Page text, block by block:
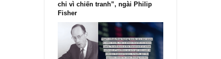
“Đừng sợ mua cổ phiếu dài hạn